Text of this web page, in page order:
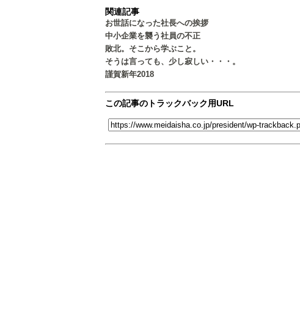
関連記事
お世話になった社長への挨拶
中小企業を襲う社員の不正
敗北。そこから学ぶこと。
そうは言っても、少し寂しい・・・。
謹賀新年2018
この記事のトラックバック用URL